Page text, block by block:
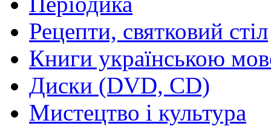
Рецепти, святковий стіл
Книги українською
Диски (DVD, CD)
Мистецтво і культура